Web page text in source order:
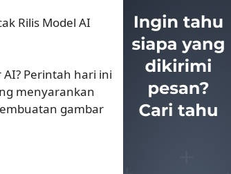
Rilis Model AI
Perintah hari ini
menyarankan
gambar